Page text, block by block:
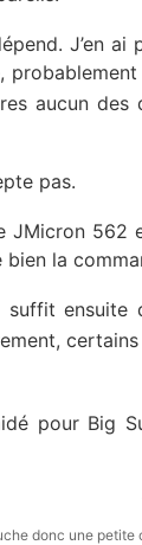
J’en ai
aucun des
pas.
JMicron 562
bien la
suffit ensuite
pour Big
donc une petite